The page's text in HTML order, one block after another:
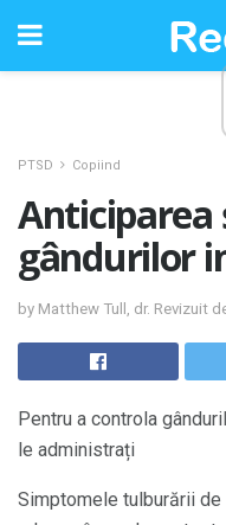
PTSD Copiind
Anticiparea
gândurilor
by Matthew Tull, dr. Revizuit
Pentru a controla
le administrați
Simptomele tulburării